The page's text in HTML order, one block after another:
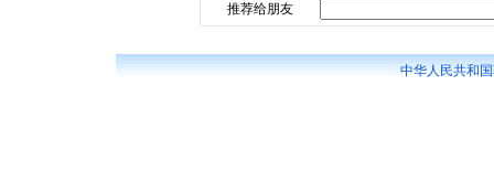
推荐给朋友
中华人民共和